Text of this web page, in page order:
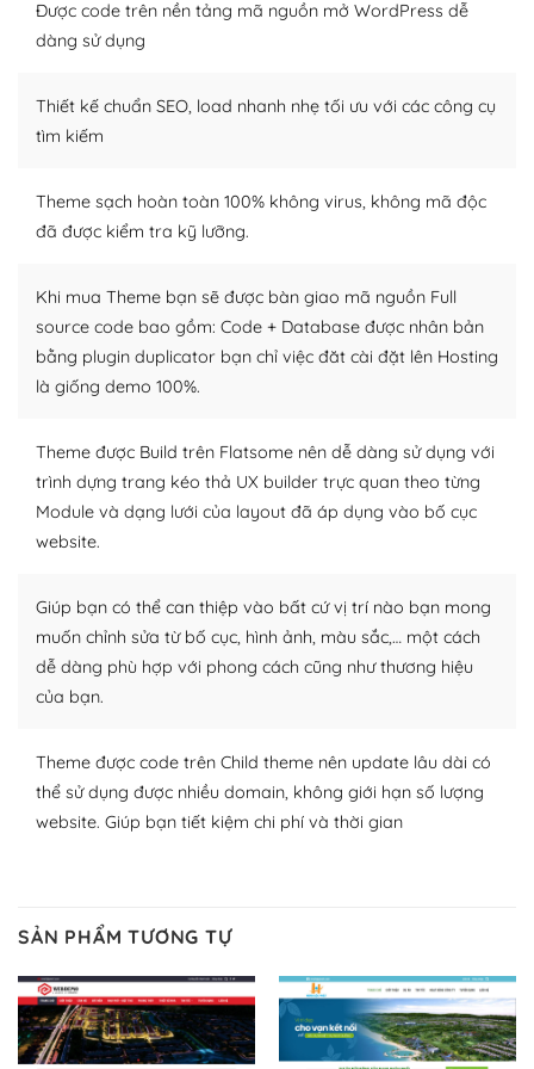
thiết kế tốt, bạn có thể tự sửa đổi. Nếu không bạn có thể
tìm kiếm chúng trên Internet hoặc nhờ chuyên gia.
– Sở hữu một cộng đồng lớn, sẵn sàng hỗ trợ
khổng lồ được kiểm duyệt bởi các nhân viên và những
người cuồng tín WordPress.
Nếu bạn gặp khó khăn, bạn có thể lên mạng và tìm
kiếm những cộng đồng WordPress, họ sẽ giúp bạn trả
lời, giải đáp vấn đề của bạn.
Cộng đồng sử dụng WordPress sẵn sàng hỗ trợ bạn
– Đa dạng plugin và themes
Plugin mở rộng là thành phần cài đặt thêm vào
WordPress để tăng thêm các tính năng cần thiết. Có
nhiều plugin trả phí hoặc miễn phí.
Nhờ lượng người dùng đông đảo, thư viện themes và
plugin của WordPress rất phong phú. Bạn có thể thỏa
thích chọn lựa plugin và themes phù hợp cho mục đích
lập website của mình.
– Dễ sử dụng
Với mọi Hosting bất kỳ thì WordPress đều có thể dễ
Và bạn có toàn quyền tự do khi quyết định nơi lưu trữ
trang web WordPress của bạn.
Dễ dàng lựa chọn Hosting cho website WordPress
Được code trên nền tảng mã nguồn mở WordPress dễ
dàng sử dụng
Thiết kế chuẩn SEO, load nhanh nhẹ tối ưu với các công cụ
tìm kiếm
Theme sạch hoàn toàn 100% không virus, không mã độc
đã được kiểm tra kỹ lưỡng.
Khi mua Theme bạn sẽ được bàn giao mã nguồn Full
source code bao gồm: Code + Database được nhân bản
bằng plugin duplicator bạn chỉ việc đăt cài đặt lên Hosting
là giống demo 100%.
Theme được Build trên Flatsome nên dễ dàng sử dụng với
trình dựng trang kéo thả UX builder trực quan theo từng
Module và dạng lưới của layout đã áp dụng vào bố cục
website.
Giúp bạn có thể can thiệp vào bất cứ vị trí nào bạn mong
muốn chỉnh sửa từ bố cục, hình ảnh, màu sắc,… một cách
dễ dàng phù hợp với phong cách cũng như thương hiệu
của bạn.
Theme được code trên Child theme nên update lâu dài có
thể sử dụng được nhiều domain, không giới hạn số lượng
website. Giúp bạn tiết kiệm chi phí và thời gian
SẢN PHẨM TƯƠNG TỰ